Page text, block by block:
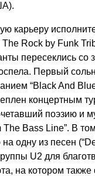
карьеру
The Rock by Funk
пересеклись со
Первый
“BlackAnd
концертным
поэзию и
The Bass Line”. В
одну из песен (“
U2 для
на котором также